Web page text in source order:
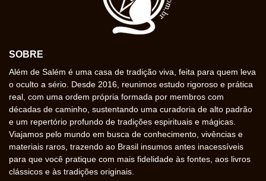
SOBRE
Além de Salém é uma casa de tradição viva, feita para quem leva
o oculto a sério. Desde 2016, reunimos estudo rigoroso e prática
real, com uma ordem própria formada por membros com
décadas de caminho, sustentando uma curadoria de alto padrão
e um repertório profundo de tradições espirituais e mágicas.
Viajamos pelo mundo em busca de conhecimento, vivências e
materiais raros, trazendo ao Brasil insumos antes inacessíveis
para que você pratique com mais fidelidade às fontes, aos livros
clássicos e às tradições originais.